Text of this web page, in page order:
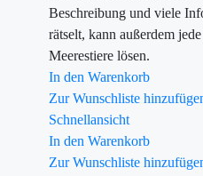
Beschreibung und viele
rätselt, kann außerdem
Meerestiere lösen.
In den Warenkorb
Zur Wunschliste
Schnellansicht
In den Warenkorb
Zur Wunschliste